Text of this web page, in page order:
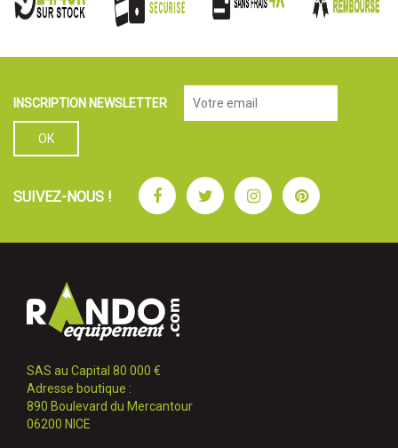
INSCRIPTION NEWSLETTER
SUIVEZ-NOUS ! FacebookTwitterInstagramPinterest
SAS au Capital 80 000 €
Adresse boutique :
890 Boulevard du Mercantour
06200 NICE